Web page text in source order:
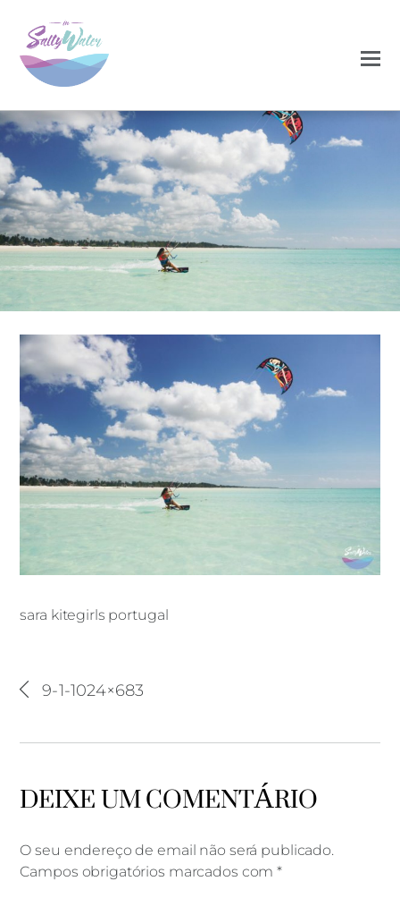
NOVEMBRO 27, 2020 0 0
9-1-1024×683
sara kitegirls portugal
9-1-1024×683
DEIXE UM COMENTÁRIO
O seu endereço de email não será publicado.
Campos obrigatórios marcados com*